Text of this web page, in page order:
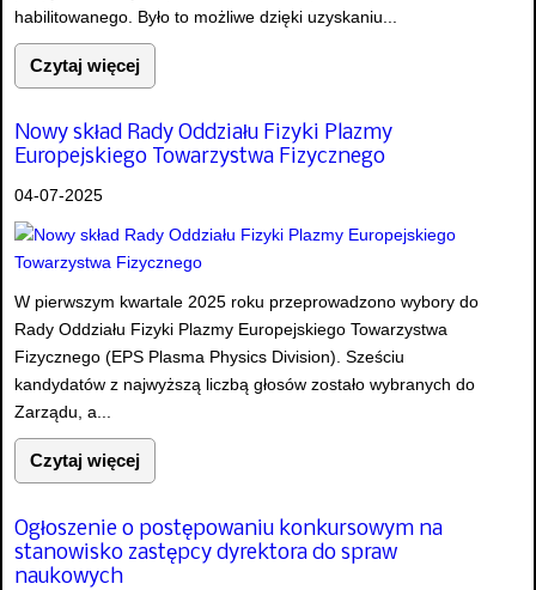
habilitowanego. Było to możliwe dzięki uzyskaniu...
Czytaj więcej
Nowy skład Rady Oddziału Fizyki Plazmy
Europejskiego Towarzystwa Fizycznego
04-07-2025
W pierwszym kwartale 2025 roku przeprowadzono wybory do
Rady Oddziału Fizyki Plazmy Europejskiego Towarzystwa
Fizycznego (EPS Plasma Physics Division). Sześciu
kandydatów z najwyższą liczbą głosów zostało wybranych do
Zarządu, a...
Czytaj więcej
Ogłoszenie o postępowaniu konkursowym na
stanowisko zastępcy dyrektora do spraw
naukowych